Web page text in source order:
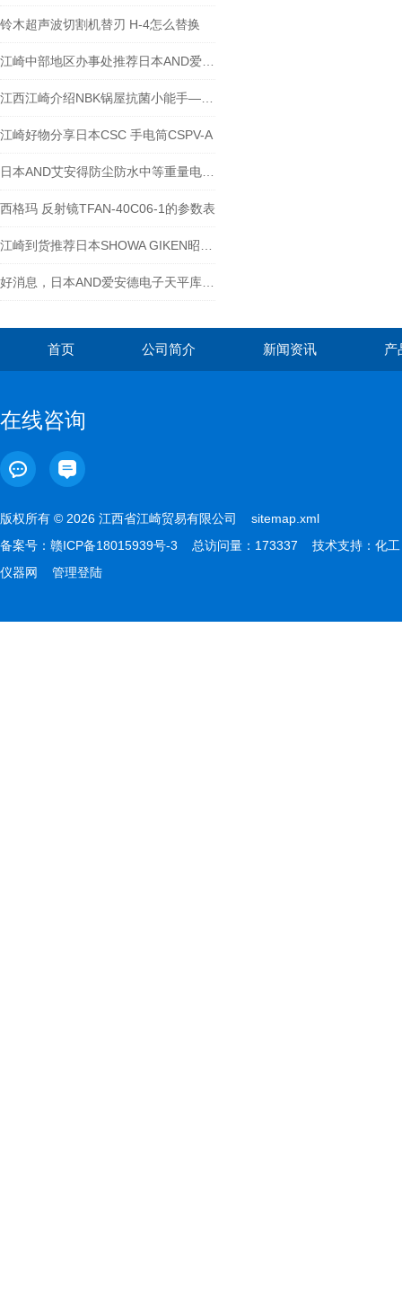
铃木超声波切割机替刃 H-4怎么替换
江崎好物分享日本CSC 手电筒CSPV-A
西格玛 反射镜TFAN-40C06-1的参数表
首页 公司简介 新闻资讯 产
在线咨询
版权所有 © 2026 江西省江崎贸易有限公司 sitemap.xml
备案号： 赣ICP备18015939号-3 总访问量：173337 技术支持： 化工
仪器网
管理登陆